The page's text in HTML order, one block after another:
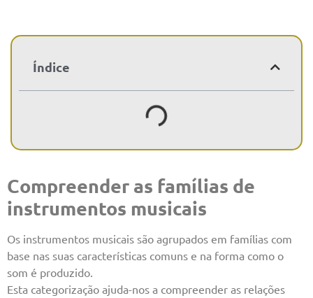
Índice
Compreender as famílias de
instrumentos musicais
Os instrumentos musicais são agrupados em famílias com
base nas suas características comuns e na forma como o
som é produzido.
Esta categorização ajuda-nos a compreender as relações